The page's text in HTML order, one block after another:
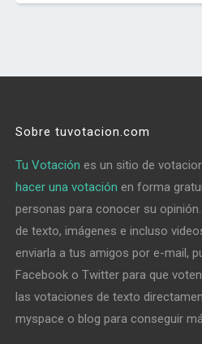
Sobre tuvotacion.com
Tu Votación es un sitio de
hacer una votación en forma
personas para conocer su
de texto, imágenes e incluso
enviarla a tus amigos por e-mail,
Facebook o Twitter para que
las votaciones de texto
myspace o blog para conseguir